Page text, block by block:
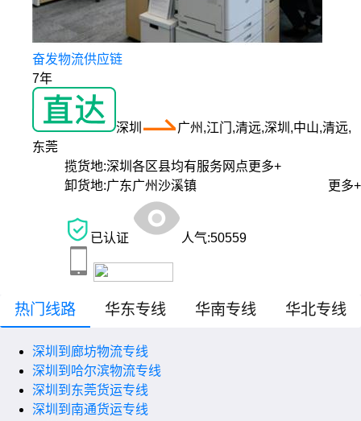
奋发物流供应链
7年
深圳
广州,江门,清远,深圳,中山,清远,
东莞
揽货地:深圳各区县均有服务网点更多+
卸货地:广东广州沙溪镇 更多+
已认证 人气:50559
热门线路 华东专线 华南专线 华北专线
深圳到廊坊物流专线
深圳到哈尔滨物流专线
深圳到东莞货运专线
深圳到南通货运专线